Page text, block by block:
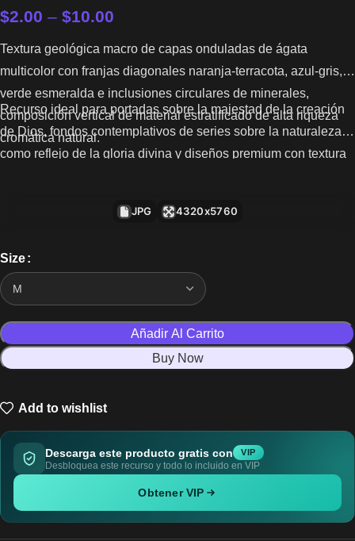
$2.00 – $10.00
Textura geológica macro de capas onduladas de ágata
multicolor con franjas diagonales naranja-terracota, azul-gris,
verde esmeralda e inclusiones circulares de minerales,
composición vertical de material estratificado de alta riqueza
cromática natural.
Recurso ideal para portadas sobre la majestad de la creación
de Dios, fondos contemplativos de series sobre la naturaleza
como reflejo de la gloria divina y diseños premium con textura
JPG 4320x5760
Size
Añadir Al Carrito
Buy Now
Add to wishlist
Descarga este producto gratis con VIP
Desbloquea este recurso y todo lo incluido en VIP
Obtener VIP